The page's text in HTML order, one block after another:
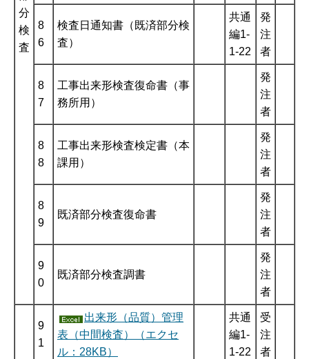
分
検
査
8
6
検査日通知書（既済部分検
査）
共通
編1-
1-22
発
注
者
8
7
工事出来形検査復命書（事
務所用）
発
注
者
8
8
工事出来形検査検定書（本
課用）
発
注
者
8
9
既済部分検査復命書
発
注
者
9
0
既済部分検査調書
発
注
者
9
1
出来形（品質）管理
表（中間検査）（エクセ
ル：28KB）
共通
編1-
1-22
受
注
者